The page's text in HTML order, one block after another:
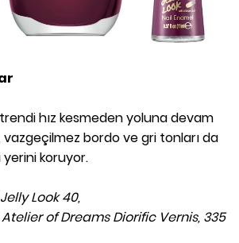
hız kesmeden yoluna devam
vazgeçilmez bordo ve gri tonları da
yerini koruyor.
Look 40,
Atelier of Dreams Diorific Vernis, 335